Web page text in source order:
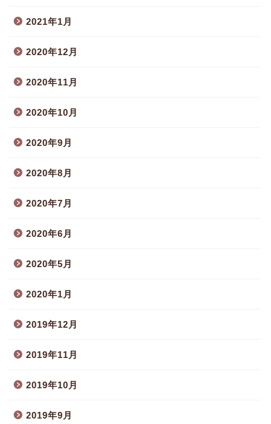
2021年1月
2020年12月
2020年11月
2020年10月
2020年9月
2020年8月
2020年7月
2020年6月
2020年5月
2020年1月
2019年12月
2019年11月
2019年10月
2019年9月